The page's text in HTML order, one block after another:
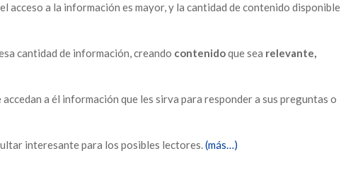
acceso a la información es mayor, y la cantidad de contenido disponible
cantidad de información, creando contenidoque sea relevante,
a él información que les sirva para responder a sus preguntas o
interesante para los posibles lectores.(más…)